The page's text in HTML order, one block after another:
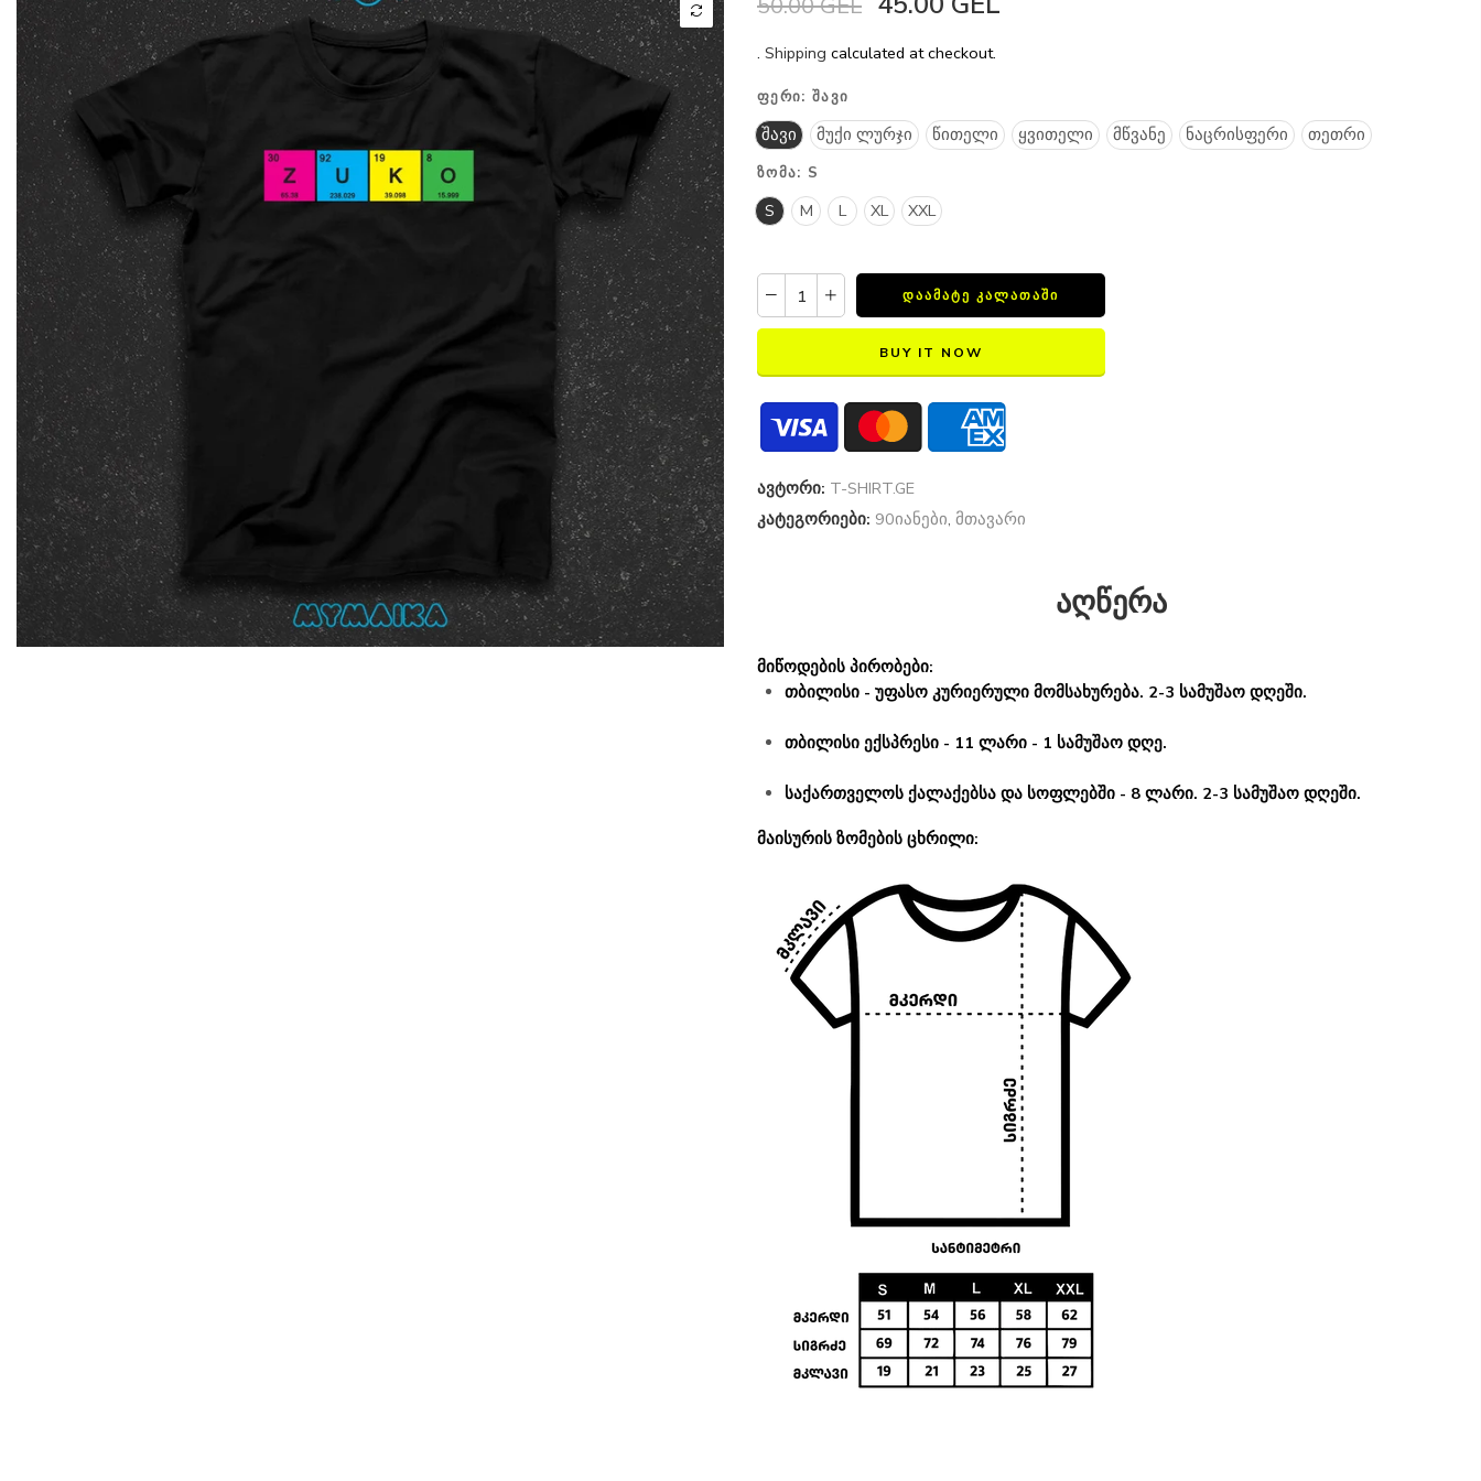
. Shipping calculated at checkout.
ᲤᲔᲠᲘ: ᲨᲐᲕᲘ
შავი მუქი ლურჯი წითელი ყვითელი მწვანე ნაცრისფერი თეთრი
ᲖᲝᲛᲐ: S
S M L XL XXL
ᲓᲐᲐᲛᲐᲢᲔ ᲙᲐᲚᲐᲗᲐᲨᲘ
BUY IT NOW
ავტორი: T-SHIRT.GE
კატეგორიები: 90იანები, მთავარი
აღწერა
მიწოდების პირობები:
თბილისი - უფასო კურიერული მომსახურება. 2-3 სამუშაო დღეში.
თბილისი ექსპრესი - 11 ლარი - 1 სამუშაო დღე.
საქართველოს ქალაქებსა და სოფლებში - 8 ლარი. 2-3 სამუშაო დღეში.
მაისურის ზომების ცხრილი: